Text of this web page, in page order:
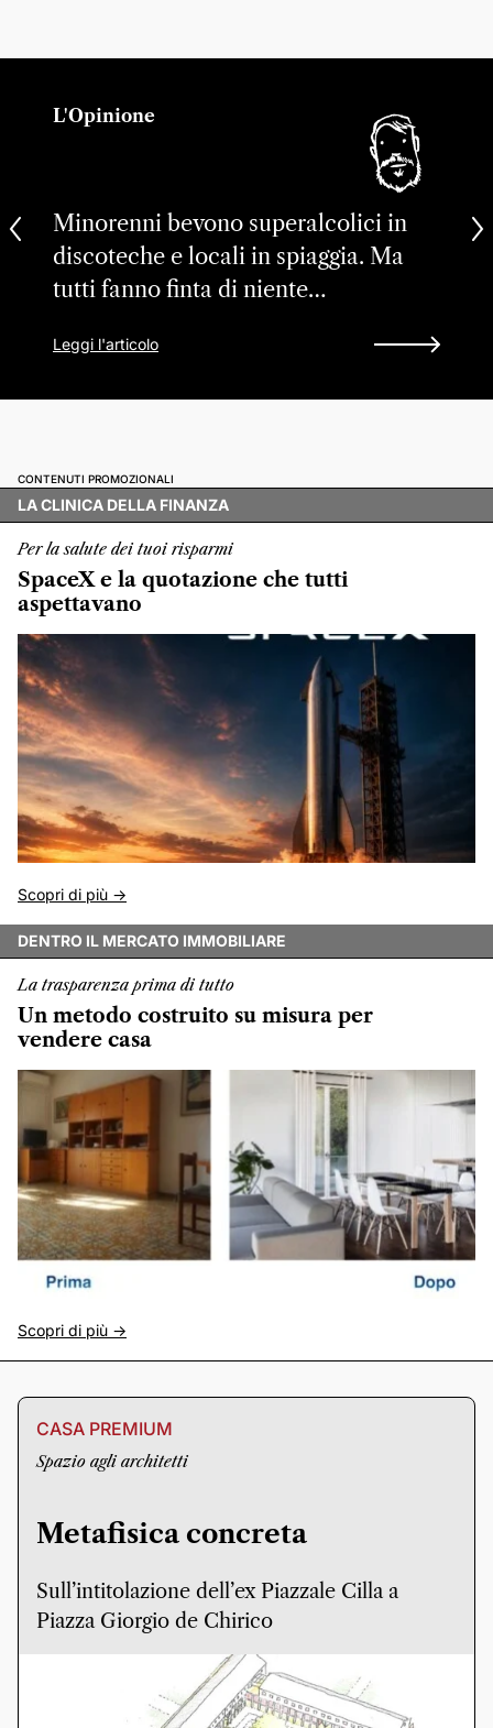
L'Opinione
Minorenni bevono superalcolici in
discoteche e locali in spiaggia. Ma
tutti fanno finta di niente…
Leggi l'articolo
CONTENUTI PROMOZIONALI
LA CLINICA DELLA FINANZA
Per la salute dei tuoi risparmi
SpaceX e la quotazione che tutti
aspettavano
Scopri di più ->
DENTRO IL MERCATO IMMOBILIARE
La trasparenza prima di tutto
Un metodo costruito su misura per
vendere casa
Scopri di più ->
CASA PREMIUM
Spazio agli architetti
Metafisica concreta
Sull’intitolazione dell’ex Piazzale Cilla a
Piazza Giorgio de Chirico